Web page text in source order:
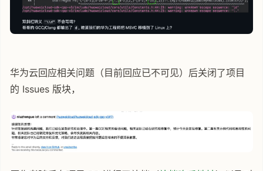
华为云回应相关问题（目前回应已不可见）后关闭了项目
的 Issues 版块，